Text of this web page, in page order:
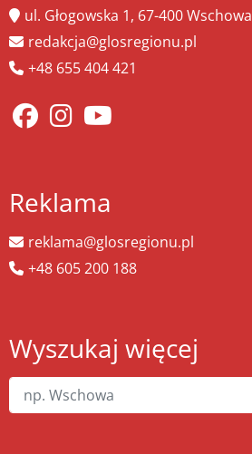
ul. Głogowska 1, 67-400 Wschowa
redakcja@glosregionu.pl
+48 655 404 421
Reklama
reklama@glosregionu.pl
+48 605 200 188
Wyszukaj więcej